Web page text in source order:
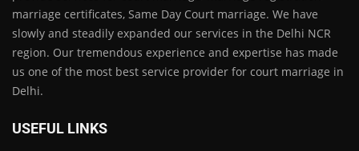
marriage certificates, Same Day Court marriage. We have
slowly and steadily expanded our services in the Delhi NCR
region. Our tremendous experience and expertise has made
us one of the most best service provider for court marriage in
Delhi.
USEFUL LINKS